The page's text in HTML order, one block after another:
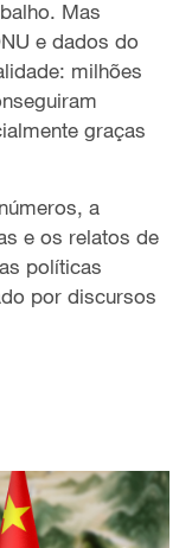
Mas
e dados do
milhões
graças
a
e os relatos de
políticas
por discursos